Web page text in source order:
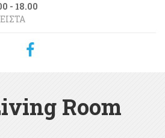
- 18.00
Room